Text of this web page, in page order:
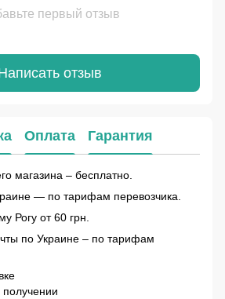
первый отзыв
отзыв
Оплата Гарантия
магазина – бесплатно.
— по тарифам перевозчика.
Рогу от 60 грн.
по Украине – по тарифам